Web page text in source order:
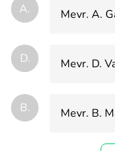
A. Mevr. A.
D. Mevr. D.
B. Mevr. B.